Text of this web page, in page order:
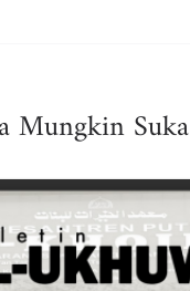
pp
Mungkin Suka